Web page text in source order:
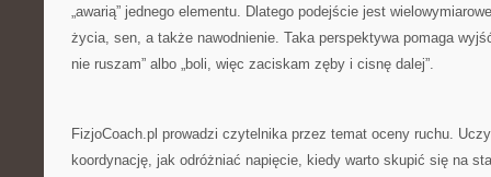
„awarią” jednego elementu. Dlatego podejście jest
życia, sen, a także nawodnienie. Taka perspektywa pomaga
nie ruszam” albo „boli, więc zaciskam zęby i cisnę dalej”.
FizjoCoach.pl prowadzi czytelnika przez temat oceny ruchu.
koordynację, jak odróżniać napięcie, kiedy warto skupić się na